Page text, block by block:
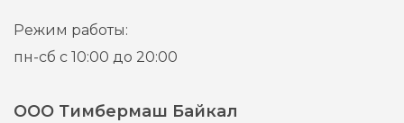
Режим работы:
пн-сб с 10:00 до 20:00
ООО Тимбермаш Байкал